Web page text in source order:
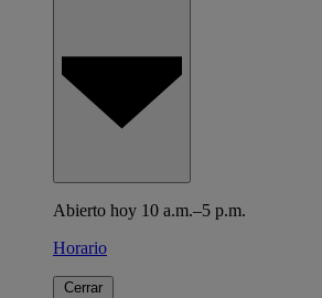
Abierto hoy 10 a.m.–5 p.m.
Horario
Cerrar